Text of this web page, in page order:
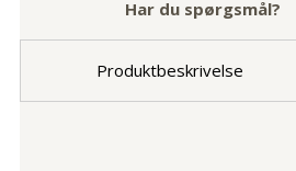
Har du spørgsmål?
Produktbeskrivelse